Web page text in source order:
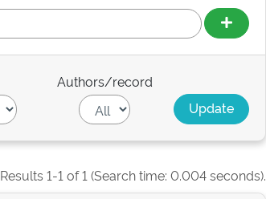
Authors/record
Results 1-1 of 1 (Search time: 0.004 seconds).